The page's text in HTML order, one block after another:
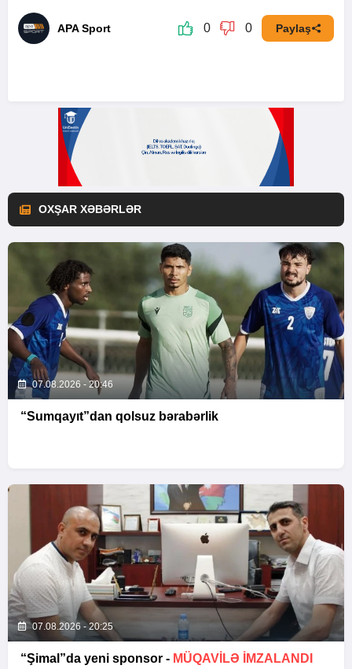
APA Sport 0 0 Paylaş
OXŞAR XƏBƏRLƏR
07.08.2026 - 20:46
“Sumqayıt”dan qolsuz bərabərlik
07.08.2026 - 20:25
“Şimal”da yeni sponsor - MÜQAVİLƏ İMZALANDI